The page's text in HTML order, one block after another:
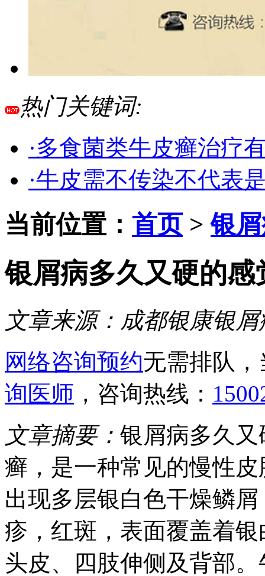
热门关键词:
·多食菌类牛皮癣治疗
·牛皮需不传染不代表
当前位置： 首页>银
银屑病多久又硬的感
文章来源： 成都银康银
网络咨询预约无需排队
询医师 ，咨询热线：
文章摘要： 银屑病多久
癣，是一种常见的慢性
出现多层银白色干燥鳞
疹，红斑，表面覆盖着
头皮、四肢伸侧及背部